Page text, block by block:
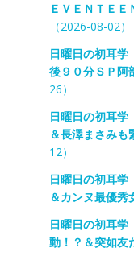
ＥＶＥＮＴＥＥ
（2026-08-02）
日曜日の初耳
後９０分ＳＰ阿
26）
日曜日の初耳
＆長澤まさみ
12）
日曜日の初耳
＆カンヌ最優秀
日曜日の初耳
動！？＆突如友